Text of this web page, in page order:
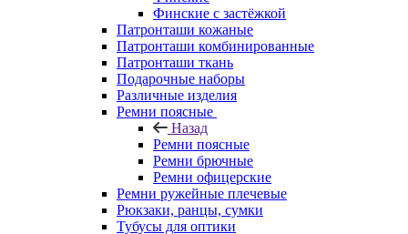
Финские с застёжкой
Патронташи кожаные
Патронташи комбинированные
Патронташи ткань
Подарочные наборы
Различные изделия
Ремни поясные
Назад
Ремни поясные
Ремни брючные
Ремни офицерские
Ремни ружейные плечевые
Рюкзаки, ранцы, сумки
Тубусы для оптики